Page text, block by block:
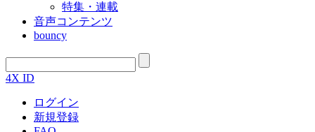
特集・連載
音声コンテンツ
bouncy
4X ID
ログイン
新規登録